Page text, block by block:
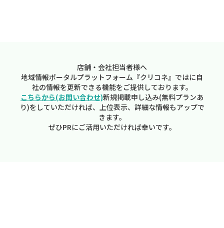
店舗・会社担当者様へ
地域情報ポータルプラットフォーム『クリコネ』ではに自
社の情報を更新できる機能をご提供しております。
こちらから(お問い合わせ)新規掲載申し込み(無料プランあ
り)をしていただければ、上位表示、詳細な情報もアップで
きます。
ぜひPRにご活用いただければ幸いです。